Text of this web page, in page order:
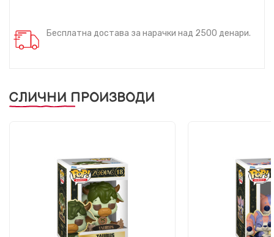
Бесплатна достава за нарачки над 2500 денари.
СЛИЧНИ ПРОИЗВОДИ